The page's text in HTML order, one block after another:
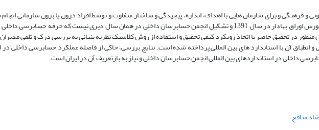
و فرهنگی و برای سازمان هایی با اهداف، اندازه، پیچیدگی و ساختار متفاوت و توسط افراد درون یا برون سازمانی
توجه به تصویب دستورالعمل کنترل ­های داخلی بورس اوراق بهادار در سال 1391 و تشکیل انجمن حسابرسان داخلی در همان سال دیری نیست که حرفه
در تحقیق حاضر با اتخاذ رویکرد کیفی تحقیق و استفاده از روش کلاسیک نظریه بنیانی به بررسی درک و تلقی
انطباق آن با استاندارد های بین المللی پرداخته شده است. نتایج بررسی، حاکی از فاصله عملکرد حسابرسی داخلی در
داخلی در استانداردهای بین المللی انجمن حسابرسان داخلی و نیاز به بازتعریف آن در ایران است.
منافع